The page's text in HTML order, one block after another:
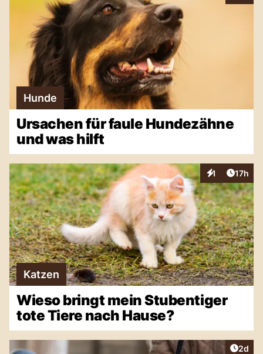
Hunde
Ursachen für faule Hundezähne
und was hilft
1
Interaktionen
Artikel
17h
Katzen
Wieso bringt mein Stubentiger
tote Tiere nach Hause?
2d